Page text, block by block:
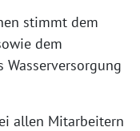
stimmt dem
dem
allen Mitarbeitern